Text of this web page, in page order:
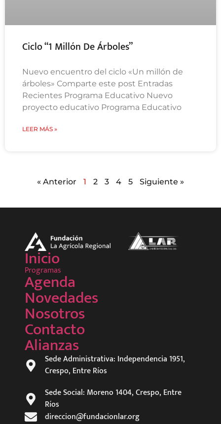
Ciclo “1 Millón De Árboles”
Nuevo encuentro del ciclo «Un millón de
árboles» Comparte este post Entradas
Recientes Programa Educativo Nuevo
proyecto educativo Programa Educativo
LEER MÁS »
« Anterior 1 2 3 4 5 Siguiente »
Inicio
Programas
Agenda
Novedades
Nosotros
Contacto
Alianzas
Sede Administrativa: Independencia 1951,
Crespo, Entre Ríos
Sede Social: Moreno 1404, Crespo, Entre
Ríos
direccion@fundacionlar.org